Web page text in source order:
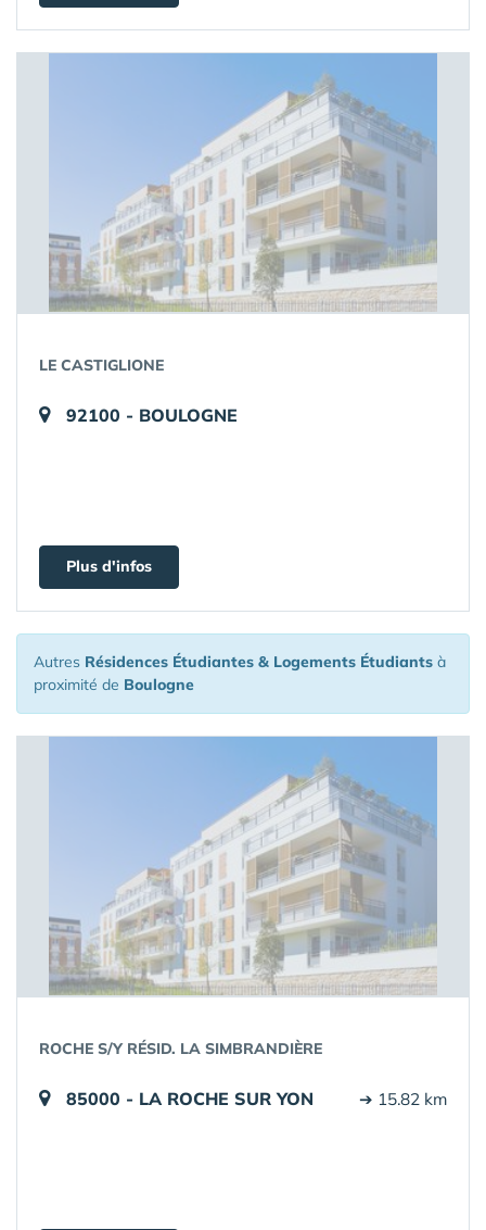
LE CASTIGLIONE
92100 - BOULOGNE
Plus d'infos
Autres Résidences Étudiantes & Logements Étudiants à
proximité de Boulogne
ROCHE S/Y RÉSID. LA SIMBRANDIÈRE
85000 - LA ROCHE SUR YON ➔ 15.82 km